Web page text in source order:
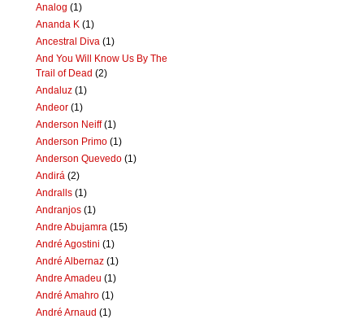
Analog (1)
Ananda K (1)
Ancestral Diva (1)
And You Will Know Us By The
Trail of Dead (2)
Andaluz (1)
Andeor (1)
Anderson Neiff (1)
Anderson Primo (1)
Anderson Quevedo (1)
Andirá (2)
Andralls (1)
Andranjos (1)
Andre Abujamra (15)
André Agostini (1)
André Albernaz (1)
Andre Amadeu (1)
André Amahro (1)
André Arnaud (1)